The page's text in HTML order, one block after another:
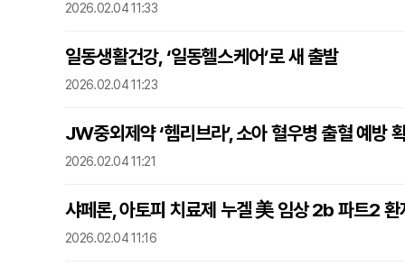
2026.02.04 11:33
일동생활건강, ‘일동헬스케어’로 새 출발
2026.02.04 11:23
JW중외제약 ‘헴리브라’, 소아 혈우병 출혈 예방
2026.02.04 11:21
샤페론, 아토피 치료제 누겔 美 임상 2b 파트2 환
2026.02.04 11:16